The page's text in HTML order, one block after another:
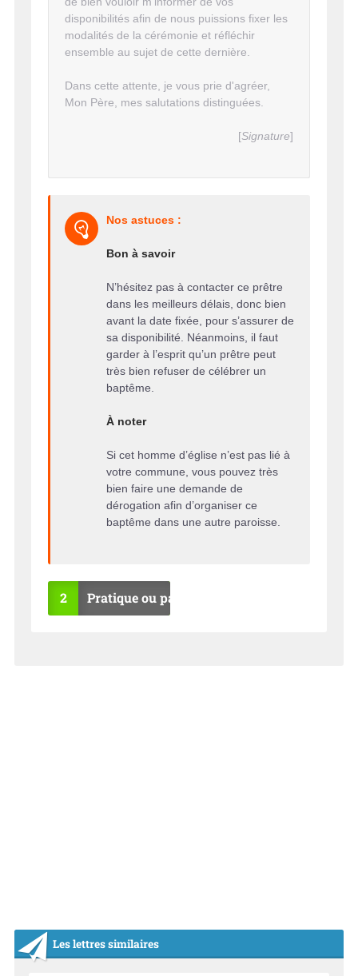
disponibilités afin de nous puissions fixer les
modalités de la cérémonie et réfléchir
ensemble au sujet de cette dernière.
Dans cette attente, je vous prie d'agréer,
Mon Père, mes salutations distinguées.
[Signature]
Nos astuces :
Bon à savoir
N’hésitez pas à contacter ce prêtre
dans les meilleurs délais, donc bien
avant la date fixée, pour s’assurer de
sa disponibilité. Néanmoins, il faut
garder à l’esprit qu’un prêtre peut
très bien refuser de célébrer un
baptême.
À noter
Si cet homme d’église n’est pas lié à
votre commune, vous pouvez très
bien faire une demande de
dérogation afin d’organiser ce
baptême dans une autre paroisse.
2 Pratique ou pas ?
Les lettres similaires